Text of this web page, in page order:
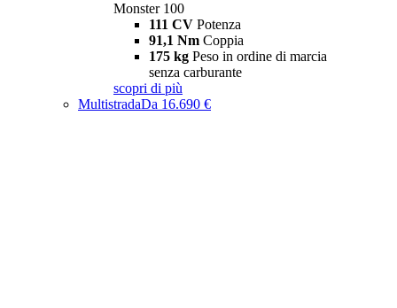
Monster 100
111 CV Potenza
91,1 Nm Coppia
175 kg Peso in ordine di marcia
senza carburante
scopri di più
MultistradaDa 16.690 €